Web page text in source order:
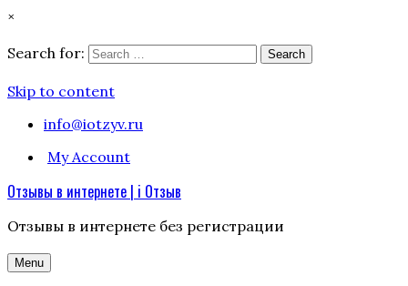
×
Search for:
Search
Skip to content
info@iotzyv.ru
My Account
Отзывы в интернете | i Отзыв
Отзывы в интернете без регистрации
Menu